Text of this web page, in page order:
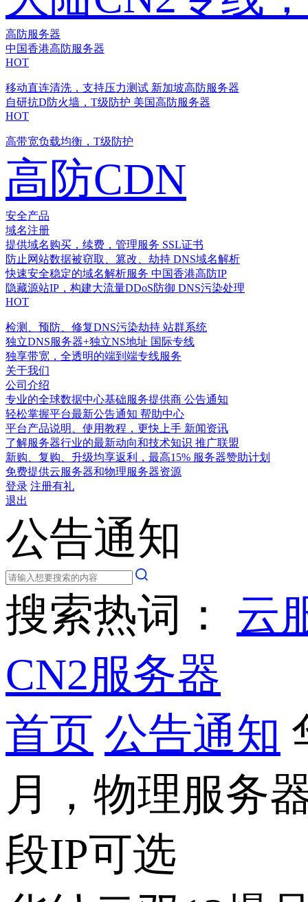
高防服务器
中国香港高防服务器
HOT
移动直连清洗，支持压力测试 新加坡高防服务器
自研抗D防火墙，T级防护 美国高防服务器
HOT
高带宽负载均衡，T级防护
高防CDN
安全产品
域名注册
提供域名购买，续费，管理服务 SSL证书
防止网站数据被窃取、篡改、劫持 DNS域名解析
快速安全稳定的域名解析服务 中国香港高防IP
隐藏源站IP，构建大流量DDoS防御 DNS污染处理
HOT
检测、预防、修复DNS污染劫持 站群系统
独立DNS服务器+独立NS地址 国际专线
独享带宽，全透明的端到端专线服务
关于我们
公司介绍
专业的全球数据中心基础服务提供商 公告通知
轻松掌握平台最新公告通知 帮助中心
平台产品说明、使用教程，更快上手 新闻资讯
了解服务器行业的最新动向和技术知识 推广联盟
新购、复购、升级均享返利，最高15% 服务器赞助计划
免费提供云服务器和物理服务器资源
登录 注册有礼
退出
公告通知
搜索热词： 云
CN2服务器
首页 公告通知
月，物理服务
段IP可选